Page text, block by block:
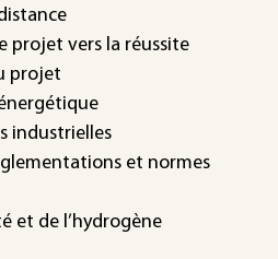
projet vers la réussite
projet
industrielles
et normes
et de l’hydrogène